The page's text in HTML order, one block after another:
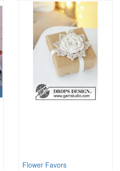
Flower Favors